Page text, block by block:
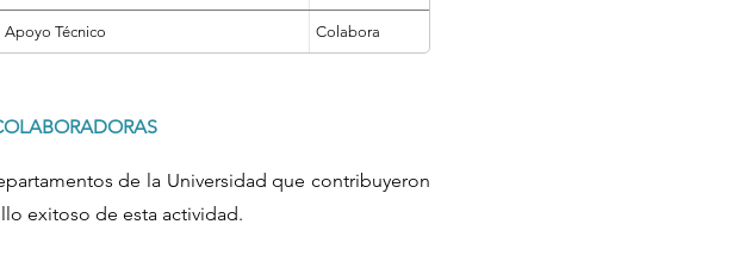
Apoyo Técnico Colabora
de la Universidad que contribuyeron
exitoso de esta actividad.